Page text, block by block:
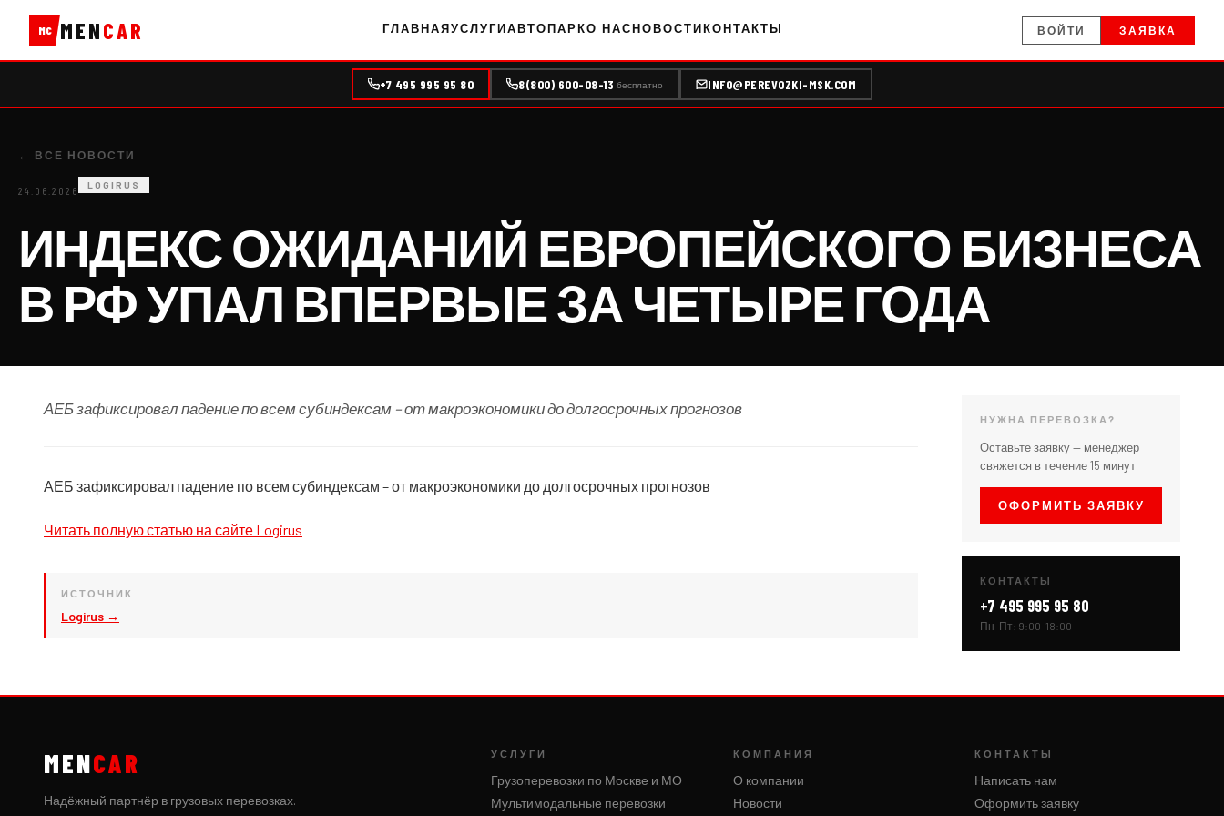
MC MENCAR ГЛАВНАЯУСЛУГИАВТОПАРКО НАСНОВОСТИКОНТАКТЫ ВОЙТИ ЗАЯВКА
+7 495 995 95 80 8(800) 600-08-13 бесплатно INFO@PEREVOZKI-MSK.COM
← ВСЕ НОВОСТИ
24.06.2026 LOGIRUS
ИНДЕКС ОЖИДАНИЙ ЕВРОПЕЙСКОГО БИЗНЕСА
В РФ УПАЛ ВПЕРВЫЕ ЗА ЧЕТЫРЕ ГОДА
АЕБ зафиксировал падение по всем субиндексам – от макроэкономики до долгосрочных прогнозов
АЕБ зафиксировал падение по всем субиндексам – от макроэкономики до долгосрочных прогнозов
Читать полную статью на сайте Logirus
ИСТОЧНИК
Logirus →
НУЖНА ПЕРЕВОЗКА?
Оставьте заявку — менеджер
свяжется в течение 15 минут.
ОФОРМИТЬ ЗАЯВКУ
КОНТАКТЫ
+7 495 995 95 80
Пн–Пт: 9:00–18:00
MENCAR
Надёжный партнёр в грузовых перевозках.
УСЛУГИ
Грузоперевозки по Москве и МО
Мультимодальные перевозки
КОМПАНИЯ
О компании
Новости
КОНТАКТЫ
Написать нам
Оформить заявку